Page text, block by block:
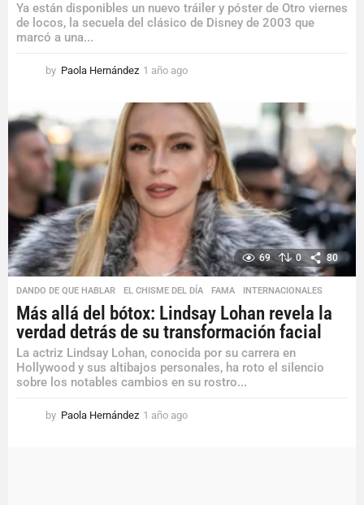
Ya están disponibles un nuevo tráiler y póster de Otro viernes
de locos, la secuela del clásico de Disney de 2003 que
marcó a una...
by Paola Hernández 1 año ago
ñ
o
a
g
o
69 0 80
DANDO DE QUE HABLAR ,EL CHISME DEL DÍA ,FAMA INTERNACIONALES
Más allá del bótox: Lindsay Lohan revela la
verdad detrás de su transformación facial
La actriz Lindsay Lohan, conocida por su carrera en
Hollywood y sus altibajos personales, ha roto el silencio
sobre los notables cambios en su rostro...
by Paola Hernández 1 año ago